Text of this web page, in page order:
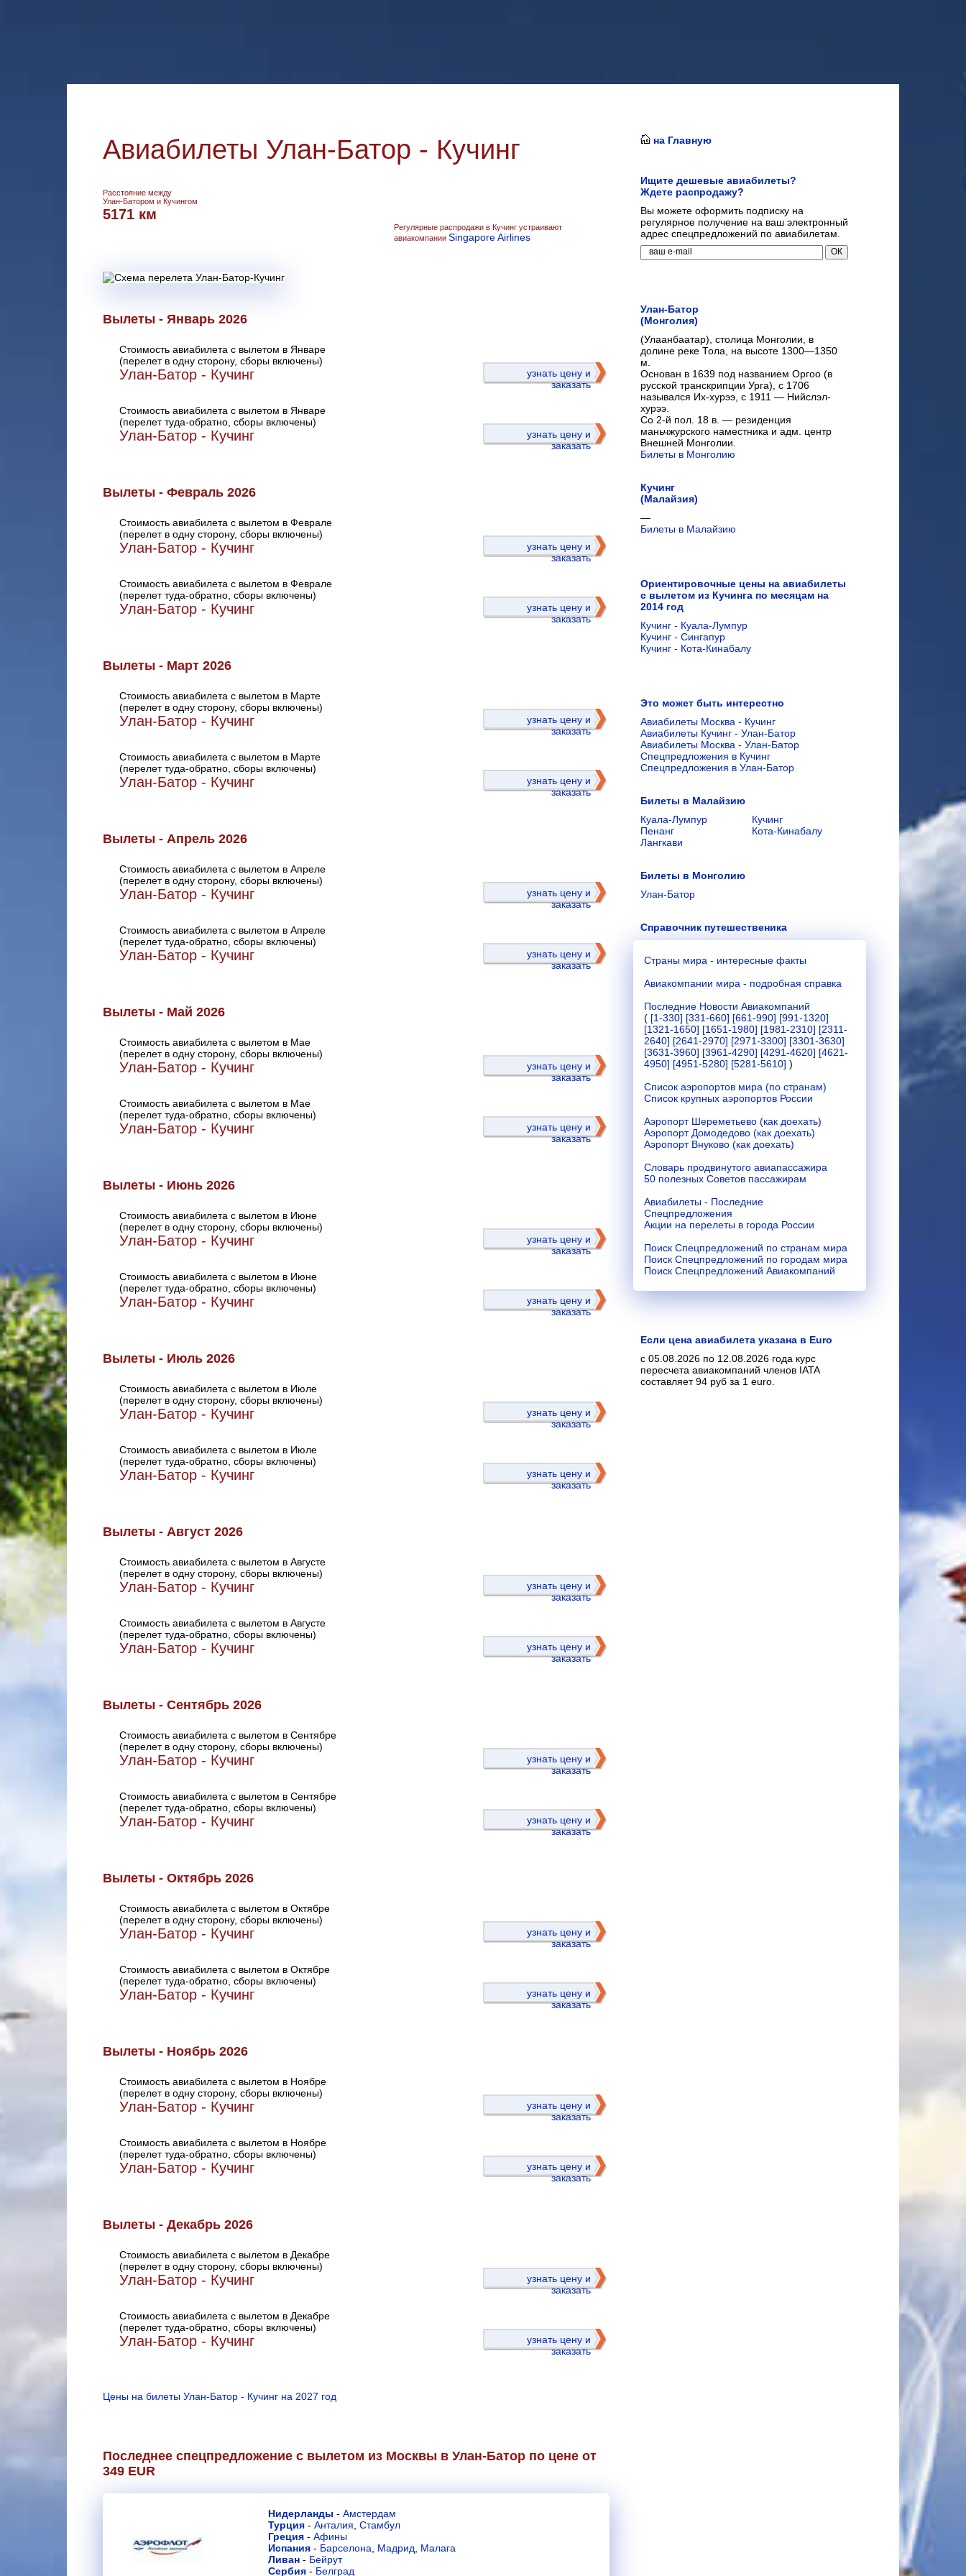
Авиабилеты Улан-Батор - Кучинг
Расстояние между
Улан-Батором и Кучингом
5171 км
Регулярные распродажи в Кучинг устраивают
авиакомпании Singapore Airlines
Вылеты - Январь 2026
Стоимость авиабилета с вылетом в Январе
(перелет в одну сторону, сборы включены)
Улан-Батор - Кучинг
узнать цену и
заказать
Стоимость авиабилета с вылетом в Январе
(перелет туда-обратно, сборы включены)
Улан-Батор - Кучинг
узнать цену и
заказать
Вылеты - Февраль 2026
Стоимость авиабилета с вылетом в Феврале
(перелет в одну сторону, сборы включены)
Улан-Батор - Кучинг
узнать цену и
заказать
Стоимость авиабилета с вылетом в Феврале
(перелет туда-обратно, сборы включены)
Улан-Батор - Кучинг
узнать цену и
заказать
Вылеты - Март 2026
Стоимость авиабилета с вылетом в Марте
(перелет в одну сторону, сборы включены)
Улан-Батор - Кучинг
узнать цену и
заказать
Стоимость авиабилета с вылетом в Марте
(перелет туда-обратно, сборы включены)
Улан-Батор - Кучинг
узнать цену и
заказать
Вылеты - Апрель 2026
Стоимость авиабилета с вылетом в Апреле
(перелет в одну сторону, сборы включены)
Улан-Батор - Кучинг
узнать цену и
заказать
Стоимость авиабилета с вылетом в Апреле
(перелет туда-обратно, сборы включены)
Улан-Батор - Кучинг
узнать цену и
заказать
Вылеты - Май 2026
Стоимость авиабилета с вылетом в Мае
(перелет в одну сторону, сборы включены)
Улан-Батор - Кучинг
узнать цену и
заказать
Стоимость авиабилета с вылетом в Мае
(перелет туда-обратно, сборы включены)
Улан-Батор - Кучинг
узнать цену и
заказать
Вылеты - Июнь 2026
Стоимость авиабилета с вылетом в Июне
(перелет в одну сторону, сборы включены)
Улан-Батор - Кучинг
узнать цену и
заказать
Стоимость авиабилета с вылетом в Июне
(перелет туда-обратно, сборы включены)
Улан-Батор - Кучинг
узнать цену и
заказать
Вылеты - Июль 2026
Стоимость авиабилета с вылетом в Июле
(перелет в одну сторону, сборы включены)
Улан-Батор - Кучинг
узнать цену и
заказать
Стоимость авиабилета с вылетом в Июле
(перелет туда-обратно, сборы включены)
Улан-Батор - Кучинг
узнать цену и
заказать
Вылеты - Август 2026
Стоимость авиабилета с вылетом в Августе
(перелет в одну сторону, сборы включены)
Улан-Батор - Кучинг
узнать цену и
заказать
Стоимость авиабилета с вылетом в Августе
(перелет туда-обратно, сборы включены)
Улан-Батор - Кучинг
узнать цену и
заказать
Вылеты - Сентябрь 2026
Стоимость авиабилета с вылетом в Сентябре
(перелет в одну сторону, сборы включены)
Улан-Батор - Кучинг
узнать цену и
заказать
Стоимость авиабилета с вылетом в Сентябре
(перелет туда-обратно, сборы включены)
Улан-Батор - Кучинг
узнать цену и
заказать
Вылеты - Октябрь 2026
Стоимость авиабилета с вылетом в Октябре
(перелет в одну сторону, сборы включены)
Улан-Батор - Кучинг
узнать цену и
заказать
Стоимость авиабилета с вылетом в Октябре
(перелет туда-обратно, сборы включены)
Улан-Батор - Кучинг
узнать цену и
заказать
Вылеты - Ноябрь 2026
Стоимость авиабилета с вылетом в Ноябре
(перелет в одну сторону, сборы включены)
Улан-Батор - Кучинг
узнать цену и
заказать
Стоимость авиабилета с вылетом в Ноябре
(перелет туда-обратно, сборы включены)
Улан-Батор - Кучинг
узнать цену и
заказать
Вылеты - Декабрь 2026
Стоимость авиабилета с вылетом в Декабре
(перелет в одну сторону, сборы включены)
Улан-Батор - Кучинг
узнать цену и
заказать
Стоимость авиабилета с вылетом в Декабре
(перелет туда-обратно, сборы включены)
Улан-Батор - Кучинг
узнать цену и
заказать
Цены на билеты Улан-Батор - Кучинг на 2027 год
Последнее спецпредложение с вылетом из Москвы в Улан-Батор по цене от
349 EUR
Нидерланды - Амстердам
Турция - Анталия Стамбул
Греция - Афины
Испания - Барселона Мадрид
Малага
Ливан - Бейрут
Сербия - Белград
на Главную
Ищите дешевые авиабилеты?
Ждете распродажу?
Вы можете оформить подписку на
регулярное получение на ваш электронный
адрес спецпредложений по авиабилетам.
Улан-Батор
(Монголия)
(Улаанбаатар), столица Монголии, в
долине реке Тола, на высоте 1300—1350
м.
Основан в 1639 под названием Оргоо (в
русской транскрипции Урга), с 1706
назывался Их-хурээ, с 1911 — Нийслэл-
хурээ.
Со 2-й пол. 18 в. — резиденция
маньчжурского наместника и адм. центр
Внешней Монголии.
Билеты в Монголию
Кучинг
(Малайзия)
—
Билеты в Малайзию
Ориентировочные цены на авиабилеты
с вылетом из Кучинга по месяцам на
2014 год
Кучинг - Куала-Лумпур
Кучинг - Сингапур
Кучинг - Кота-Кинабалу
Это может быть интерестно
Авиабилеты Москва - Кучинг
Авиабилеты Кучинг - Улан-Батор
Авиабилеты Москва - Улан-Батор
Спецпредложения в Кучинг
Спецпредложения в Улан-Батор
Билеты в Малайзию
Куала-Лумпур
Пенанг
Лангкави
Кучинг
Кота-Кинабалу
Билеты в Монголию
Улан-Батор
Справочник путешественика
Страны мира - интересные факты
Авиакомпании мира - подробная справка
Последние Новости Авиакомпаний
( [1-330] [331-660] [661-990] [991-1320]
[1321-1650] [1651-1980] [1981-2310] [2311-
2640] [2641-2970] [2971-3300] [3301-3630]
[3631-3960] [3961-4290] [4291-4620] [4621-
4950] [4951-5280] [5281-5610] )
Список аэропортов мира (по странам)
Список крупных аэропортов России
Аэропорт Шереметьево (как доехать)
Аэропорт Домодедово (как доехать)
Аэропорт Внуково (как доехать)
Словарь продвинутого авиапассажира
50 полезных Советов пассажирам
Авиабилеты - Последние
Спецпредложения
Акции на перелеты в города России
Поиск Спецпредложений по странам мира
Поиск Спецпредложений по городам мира
Поиск Спецпредложений Авиакомпаний
Если цена авиабилета указана в Euro
с 05.08.2026 по 12.08.2026 года курс
пересчета авиакомпаний членов IATA
составляет 94 руб за 1 euro.